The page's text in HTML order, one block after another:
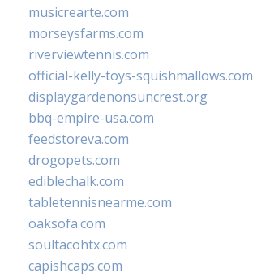
musicrearte.com
morseysfarms.com
riverviewtennis.com
official-kelly-toys-squishmallows.com
displaygardenonsuncrest.org
bbq-empire-usa.com
feedstoreva.com
drogopets.com
ediblechalk.com
tabletennisnearme.com
oaksofa.com
soultacohtx.com
capishcaps.com